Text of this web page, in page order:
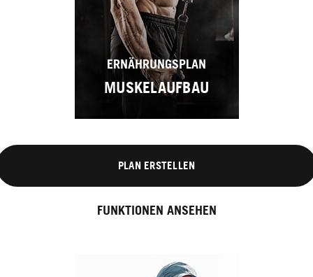
ERNÄHRUNGSPLAN
MUSKELAUFBAU
PLAN ERSTELLEN
FUNKTIONEN ANSEHEN